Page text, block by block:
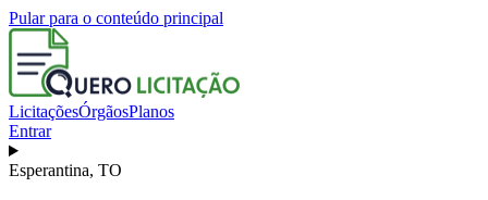
Pular para o conteúdo principal
LicitaçõesÓrgãosPlanos
Entrar
Esperantina, TO